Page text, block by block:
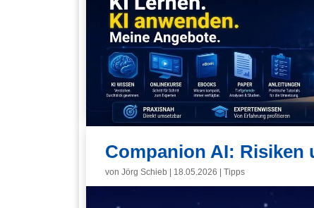
Companion AI: Risiken
von Jörg Schieb 18.05.2026 Tipps